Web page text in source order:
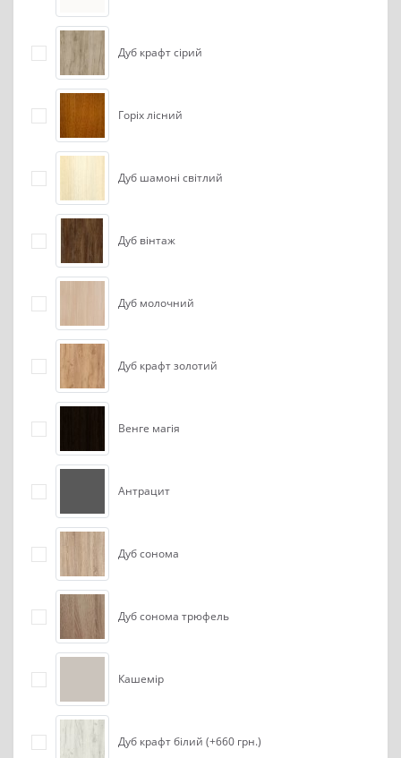
Дуб крафт сірий
Горіх лісний
Дуб шамоні світлий
Дуб вінтаж
Дуб молочний
Дуб крафт золотий
Венге магія
Антрацит
Дуб сонома
Дуб сонома трюфель
Кашемір
Дуб крафт білий (+660 грн.)